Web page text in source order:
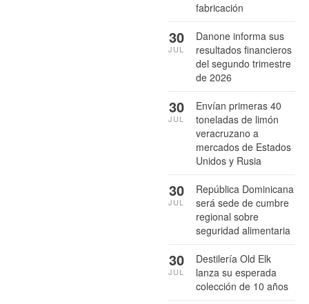
fabricación
Danone informa sus
resultados financieros
del segundo trimestre
de 2026
30
JUL
Envían primeras 40
toneladas de limón
veracruzano a
mercados de Estados
Unidos y Rusia
30
JUL
República Dominicana
será sede de cumbre
regional sobre
seguridad alimentaria
30
JUL
Destilería Old Elk
lanza su esperada
colección de 10 años
30
JUL